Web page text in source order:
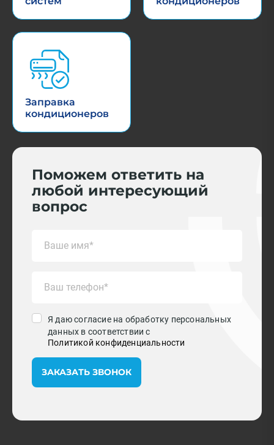
Заправка
кондиционеров
Поможем ответить на
любой интересующий
вопрос
Я даю согласие на обработку персональных
данных в соответствии с
Политикой конфиденциальности
ЗАКАЗАТЬ ЗВОНОК